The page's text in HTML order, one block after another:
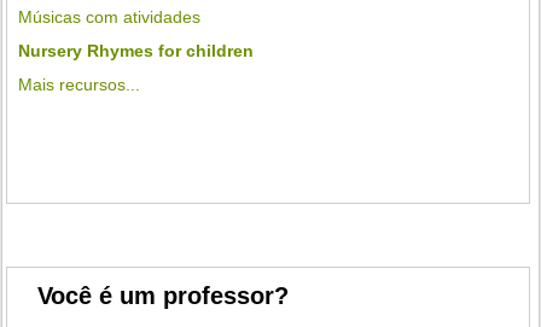
Músicas com atividades
Nursery Rhymes for children
Mais recursos...
Você é um professor?